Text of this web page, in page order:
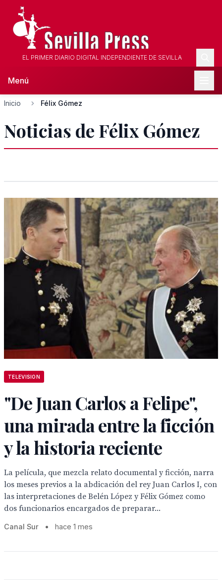
EL PRIMER DIARIO DIGITAL INDEPENDIENTE DE SEVILLA
Menú
Inicio Félix Gómez
Noticias de Félix Gómez
TELEVISION
"De Juan Carlos a Felipe",
una mirada entre la ficción
y la historia reciente
La película, que mezcla relato documental y ficción, narra
los meses previos a la abdicación del rey Juan Carlos I, con
las interpretaciones de Belén López y Félix Gómez como
dos funcionarios encargados de preparar...
Canal Sur • hace 1 mes